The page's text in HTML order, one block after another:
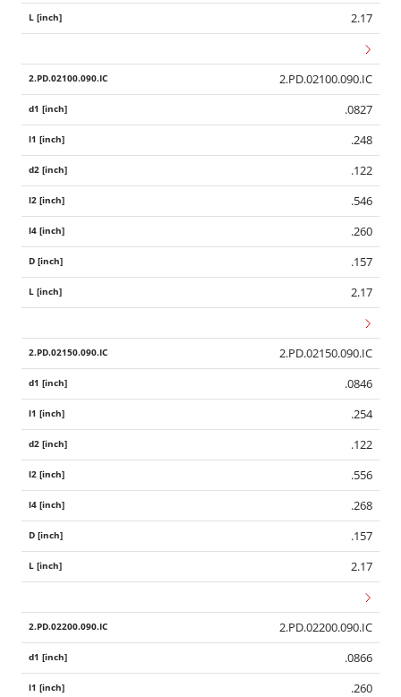
2.17
2.PD.02100.090.IC
.0827
.248
.122
.546
.260
.157
2.17
2.PD.02150.090.IC
.0846
.254
.122
.556
.268
.157
2.17
2.PD.02200.090.IC
.0866
.260